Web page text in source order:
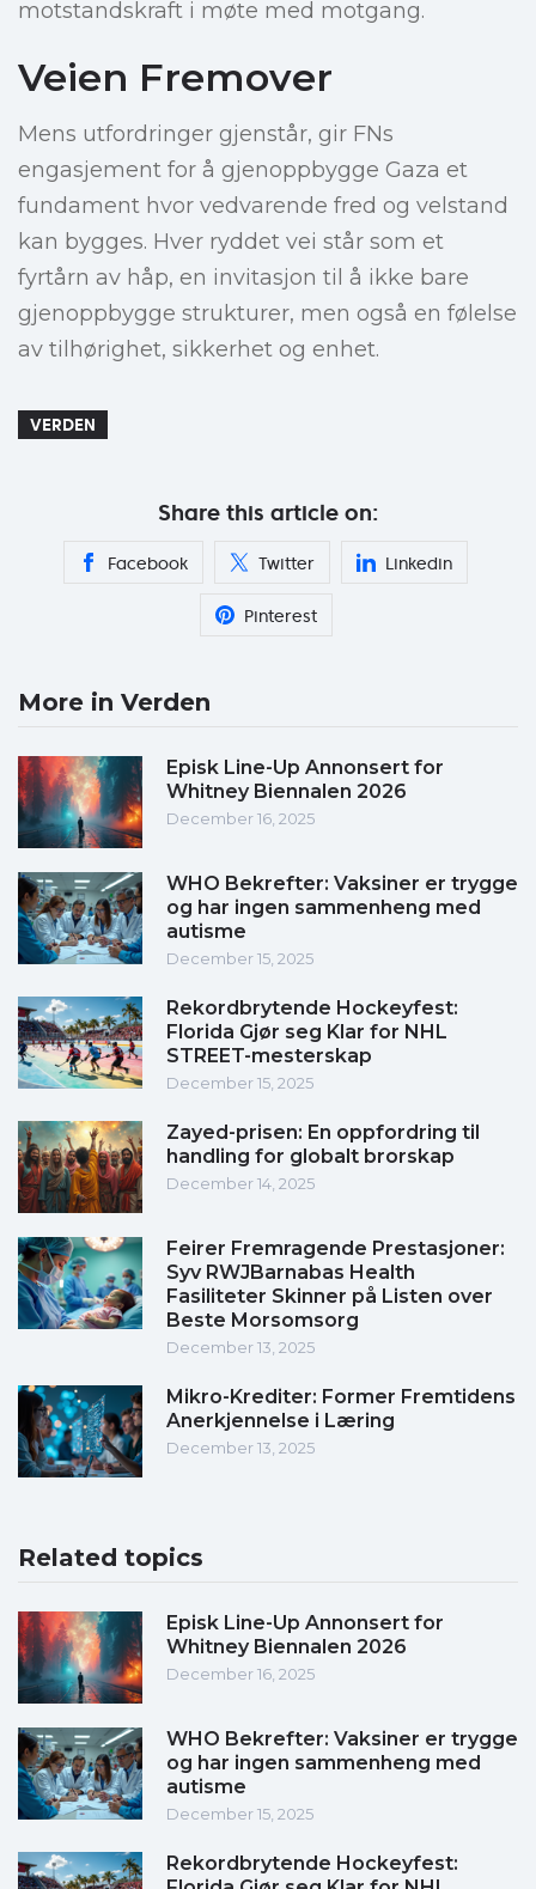
motstandskraft i møte med motgang.
Veien Fremover
Mens utfordringer gjenstår, gir FNs
engasjement for å gjenoppbygge Gaza et
fundament hvor vedvarende fred og velstand
kan bygges. Hver ryddet vei står som et
fyrtårn av håp, en invitasjon til å ikke bare
gjenoppbygge strukturer, men også en følelse
av tilhørighet, sikkerhet og enhet.
VERDEN
Share this article on:
Facebook Twitter Linkedin
Pinterest
More in Verden
Episk Line-Up Annonsert for
Whitney Biennalen 2026
December 16, 2025
WHO Bekrefter: Vaksiner er trygge
og har ingen sammenheng med
autisme
December 15, 2025
Rekordbrytende Hockeyfest:
Florida Gjør seg Klar for NHL
STREET-mesterskap
December 15, 2025
Zayed-prisen: En oppfordring til
handling for globalt brorskap
December 14, 2025
Feirer Fremragende Prestasjoner:
Syv RWJBarnabas Health
Fasiliteter Skinner på Listen over
Beste Morsomsorg
December 13, 2025
Mikro-Krediter: Former Fremtidens
Anerkjennelse i Læring
December 13, 2025
Related topics
Episk Line-Up Annonsert for
Whitney Biennalen 2026
December 16, 2025
WHO Bekrefter: Vaksiner er trygge
og har ingen sammenheng med
autisme
December 15, 2025
Rekordbrytende Hockeyfest: